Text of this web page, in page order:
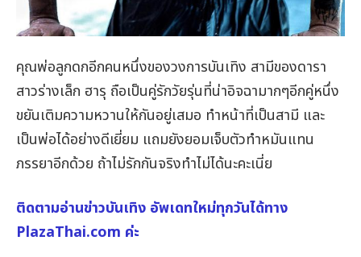
คุณพ่อลูกดกอีกคนหนึ่งของวงการบันเทิง สามีของดารา
สาวร่างเล็ก ฮารุ ถือเป็นคู่รักวัยรุ่นที่น่าอิจฉามากๆอีกคู่หนึ่ง
ขยันเติมความหวานให้กันอยู่เสมอ ทำหน้าที่เป็นสามี และ
เป็นพ่อได้อย่างดีเยี่ยม แถมยังยอมเจ็บตัวทำหมันแทน
ภรรยาอีกด้วย ถ้าไม่รักกันจริงทำไม่ได้นะคะเนี่ย
ติดตามอ่านข่าวบันเทิง อัพเดทใหม่ทุกวันได้ทาง
PlazaThai.com ค่ะ